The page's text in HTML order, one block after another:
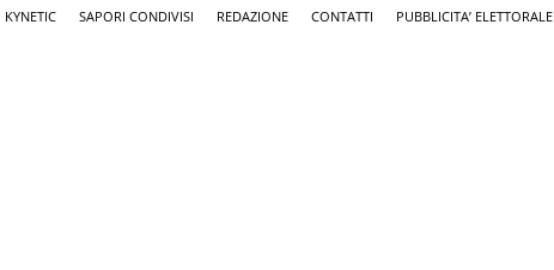
KYNETIC SAPORI CONDIVISI REDAZIONE CONTATTI PUBBLICITA’ ELETTORALE